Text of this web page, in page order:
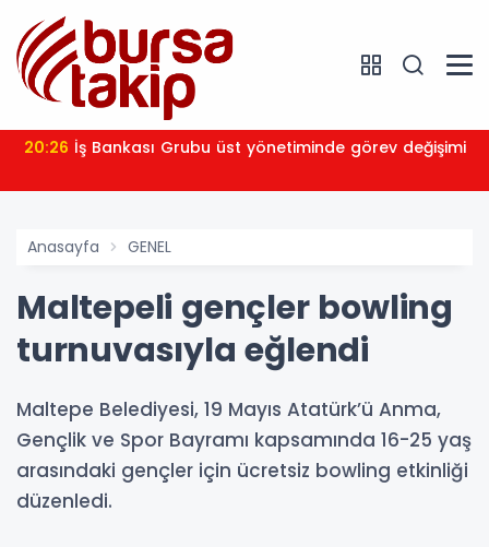
20:26 İş Bankası Grubu üst yönetiminde görev değişimi
Anasayfa GENEL
Maltepeli gençler bowling
turnuvasıyla eğlendi
Maltepe Belediyesi, 19 Mayıs Atatürk’ü Anma,
Gençlik ve Spor Bayramı kapsamında 16-25 yaş
arasındaki gençler için ücretsiz bowling etkinliği
düzenledi.